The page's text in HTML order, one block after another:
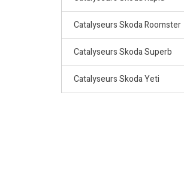
Catalyseurs Skoda Roomster
Catalyseurs Skoda Superb
Catalyseurs Skoda Yeti